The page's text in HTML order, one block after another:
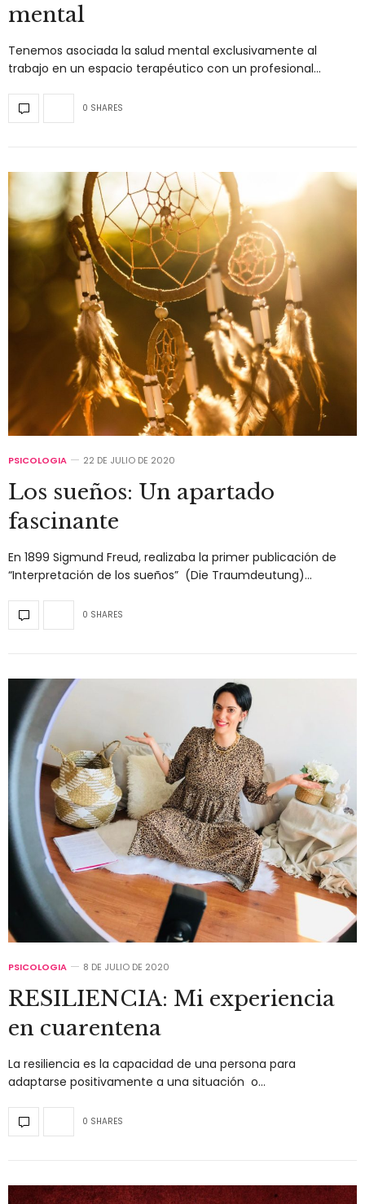
mental
Tenemos asociada la salud mental exclusivamente al
trabajo en un espacio terapéutico con un profesional…
0 SHARES
PSICOLOGIA 22 DE JULIO DE 2020
Los sueños: Un apartado
fascinante
En 1899 Sigmund Freud, realizaba la primer publicación de
“Interpretación de los sueños” (Die Traumdeutung)…
0 SHARES
PSICOLOGIA 8 DE JULIO DE 2020
RESILIENCIA: Mi experiencia
en cuarentena
La resiliencia es la capacidad de una persona para
adaptarse positivamente a una situación o…
0 SHARES